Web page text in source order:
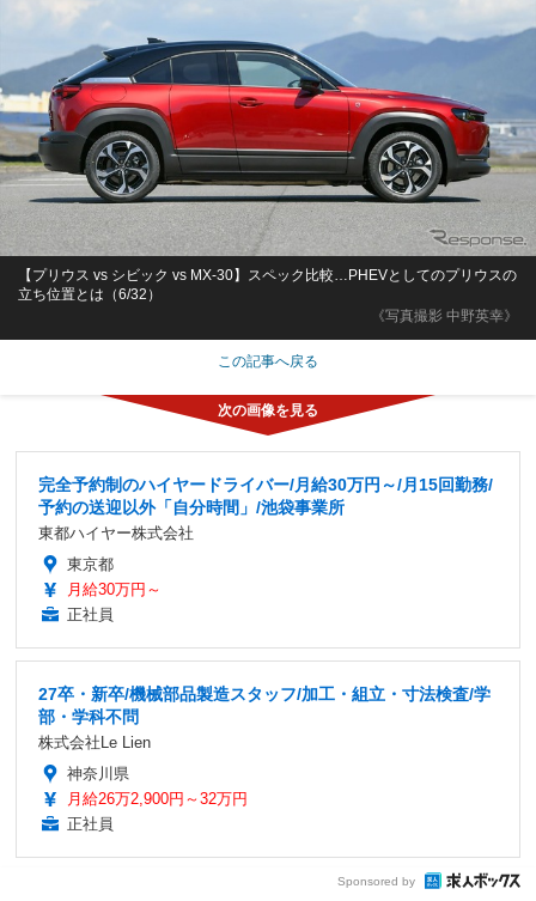
《写真撮影 中野英幸》
【プリウス vs シビック vs MX-30】スペック比較…PHEVとしてのプリウスの
立ち位置とは（6/32）
この記事へ戻る
完全予約制のハイヤードライバー/月給30万円～/月15回勤務/
予約の送迎以外「自分時間」/池袋事業所
東都ハイヤー株式会社
東京都
月給30万円～
正社員
27卒・新卒/機械部品製造スタッフ/加工・組立・寸法検査/学
部・学科不問
株式会社Le Lien
神奈川県
月給26万2,900円～32万円
正社員
Sponsored by